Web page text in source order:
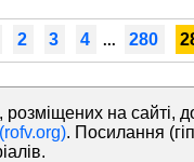
2 3 4 ... 280
на сайті,
. Посилання